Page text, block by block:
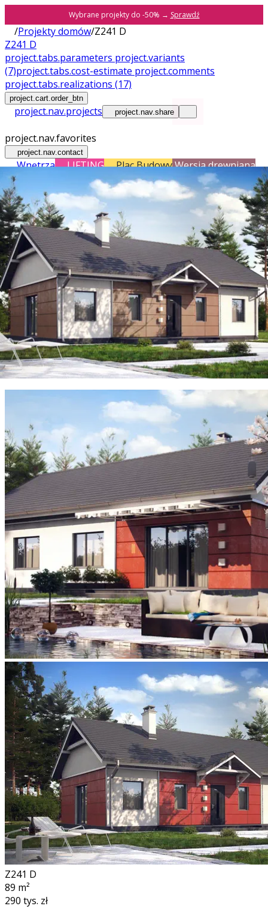
Wybrane projekty do -50% → Sprawdź
/Projekty domów/Z241 D
Z241 D
project.tabs.parameters project.variants
(7)project.tabs.cost-estimate project.comments
project.tabs.realizations (17)
project.cart.order_btn
project.nav.projects project.nav.share
project.nav.favorites
project.nav.contact
Wnętrza LIFTING Plac BudowyWersja drewniana
Z241 D
89 m²
290 tys. zł